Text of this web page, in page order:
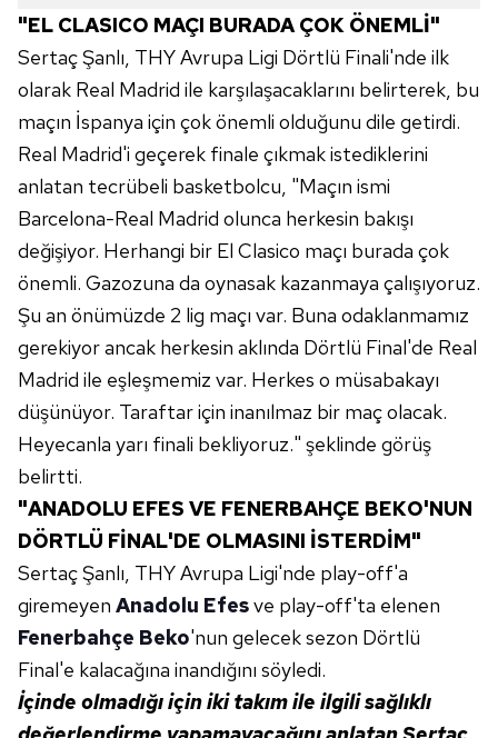
"EL CLASICO MAÇI BURADA ÇOK ÖNEMLİ"
Sertaç Şanlı, THY Avrupa Ligi Dörtlü Finali'nde ilk
olarak Real Madrid ile karşılaşacaklarını belirterek, bu
maçın İspanya için çok önemli olduğunu dile getirdi.
Real Madrid'i geçerek finale çıkmak istediklerini
anlatan tecrübeli basketbolcu, "Maçın ismi
Barcelona-Real Madrid olunca herkesin bakışı
değişiyor. Herhangi bir El Clasico maçı burada çok
önemli. Gazozuna da oynasak kazanmaya çalışıyoruz.
Şu an önümüzde 2 lig maçı var. Buna odaklanmamız
gerekiyor ancak herkesin aklında Dörtlü Final'de Real
Madrid ile eşleşmemiz var. Herkes o müsabakayı
düşünüyor. Taraftar için inanılmaz bir maç olacak.
Heyecanla yarı finali bekliyoruz." şeklinde görüş
belirtti.
"ANADOLU EFES VE FENERBAHÇE BEKO'NUN
DÖRTLÜ FİNAL'DE OLMASINI İSTERDİM"
Sertaç Şanlı, THY Avrupa Ligi'nde play-off'a
giremeyen Anadolu Efesve play-off'ta elenen
Fenerbahçe Beko'nun gelecek sezon Dörtlü
Final'e kalacağına inandığını söyledi.
İçinde olmadığı için iki takım ile ilgili sağlıklı